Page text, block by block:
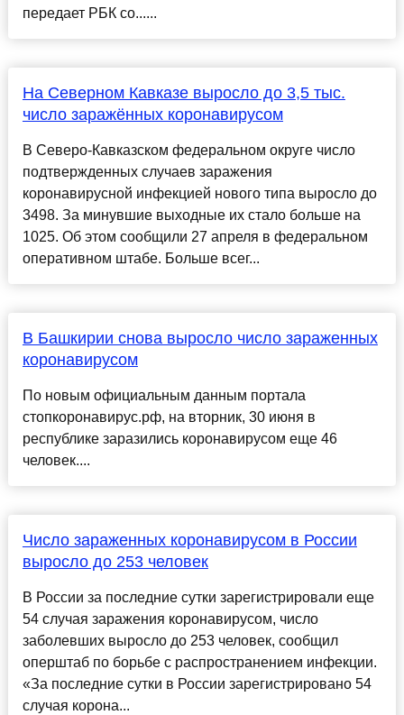
передает РБК со......
На Северном Кавказе выросло до 3,5 тыс.
число заражённых коронавирусом
В Северо-Кавказском федеральном округе число
подтвержденных случаев заражения
коронавирусной инфекцией нового типа выросло до
3498. За минувшие выходные их стало больше на
1025. Об этом сообщили 27 апреля в федеральном
оперативном штабе. Больше всег...
В Башкирии снова выросло число зараженных
коронавирусом
По новым официальным данным портала
стопкоронавирус.рф, на вторник, 30 июня в
республике заразились коронавирусом еще 46
человек....
Число зараженных коронавирусом в России
выросло до 253 человек
В России за последние сутки зарегистрировали еще
54 случая заражения коронавирусом, число
заболевших выросло до 253 человек, сообщил
оперштаб по борьбе с распространением инфекции.
«За последние сутки в России зарегистрировано 54
случая корона...